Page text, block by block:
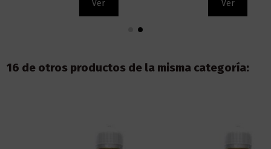
16 de otros productos de la misma categoría: